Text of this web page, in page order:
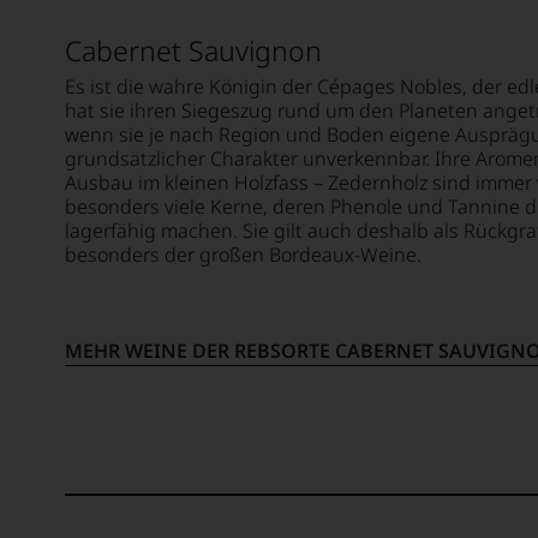
WEINE
AUCH
Wir,
des
aber
und
sowie
über
Reisen,
seiner
einen
Cabernet Sauvignon
Es ist die wahre Königin der Cépages Nobles, der
hat sie ihren Siegeszug rund um den Planeten
wenn sie je nach Region und Boden eigene
grundsätzlicher Charakter unverkennbar. Ihre
Ausbau im kleinen Holzfass – Zedernholz sind
besonders viele Kerne, deren Phenole und Tannine
lagerfähig machen. Sie gilt auch deshalb als
besonders der großen Bordeaux-Weine.
MEHR WEINE DER REBSORTE CABERNET